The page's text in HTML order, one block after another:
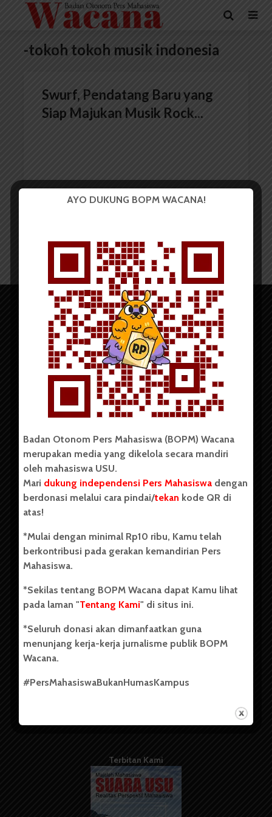
-tokoh tokoh musik indonesia
Swurf, Pendatang Baru yang
Siap Majukan Musik Rock...
Copyright © 2023. All rights reserved BOPM WACANA.
Badan Otonom Pers Mahasiswa (BOPM) Wacana merupakan
pers mahasiswa yang berdiri di luar kampus dan dikelola
secara mandiri oleh mahasiswa Universitas Sumatera Utara
(USU). Sebelumnya BOPM Wacana merupakan salah satu
Unit Kegiatan Mahasiswa (UKM) di Universitas Sumatera
berdiri pada 1 Juli 1995.
Kontribusi
Info Iklan
Pedoman Media Siber
Kode Etik Jurnalistik
Terbitan Kami
AYO DUKUNG BOPM WACANA!
Badan Otonom Pers Mahasiswa (BOPM) Wacana
merupakan media yang dikelola secara mandiri
oleh mahasiswa USU.
Mari dukung independensi Pers Mahasiswa dengan
berdonasi melalui cara pindai/tekan kode QR di
atas!
*Mulai dengan minimal Rp10 ribu, Kamu telah
berkontribusi pada gerakan kemandirian Pers
Mahasiswa.
*Sekilas tentang BOPM Wacana dapat Kamu lihat
pada laman "Tentang Kami" di situs ini.
*Seluruh donasi akan dimanfaatkan guna
menunjang kerja-kerja jurnalisme publik BOPM
Wacana.
#PersMahasiswaBukanHumasKampus